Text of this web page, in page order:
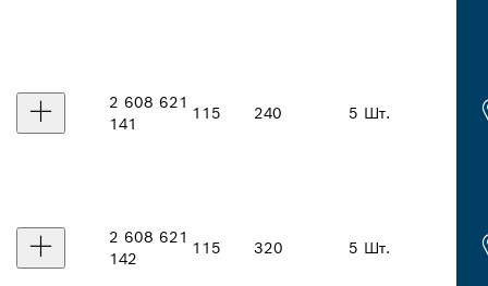
2 608 621
141
115 240 5 Шт.
2 608 621
142
115 320 5 Шт.